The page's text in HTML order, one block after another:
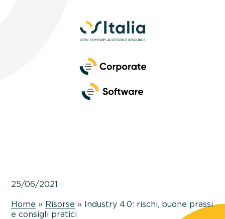
Navigation
Primary
25/06/2021
Home » Risorse » Industry 4.0: rischi, buone prassi
e consigli pratici